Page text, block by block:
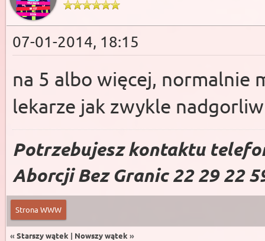
07-01-2014, 18:15
na 5 albo więcej, normalnie
lekarze jak zwykle
Potrzebujesz kontaktu
Aborcji Bez Granic 22 29 22
Strona WWW
« Starszy wątek | Nowszy wątek »